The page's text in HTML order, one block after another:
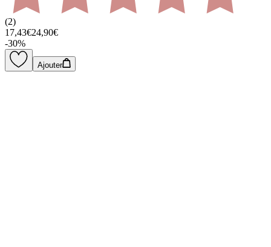
(2)
17,43€24,90€
-30%
Ajouter